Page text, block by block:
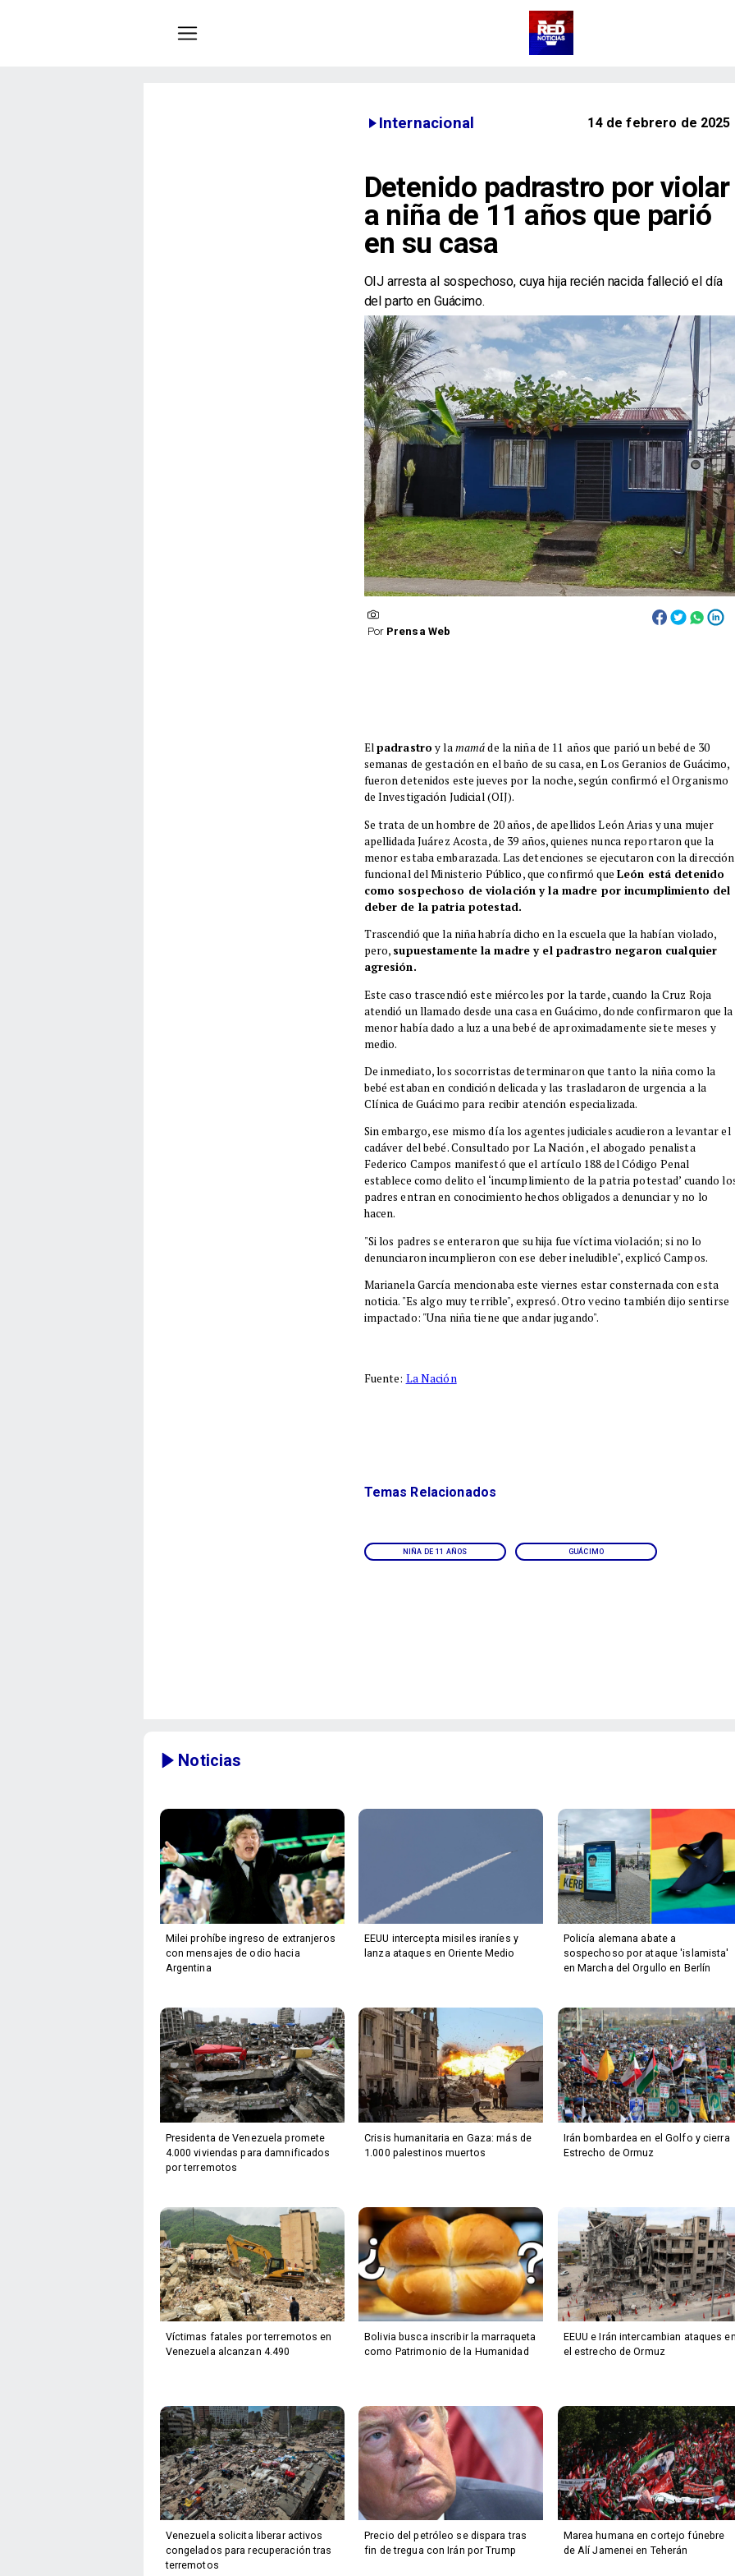
Internacional 14 de febrero de 2025
Detenido padrastro por violar
a niña de 11 años que parió
en su casa
OIJ arresta al sospechoso, cuya hija recién nacida falleció el día
del parto en Guácimo.
Por Prensa Web
Elpadrastro y lamamáde la niña de 11 años que parió un bebé de 30
semanas de gestación en el baño de su casa, en Los Geranios de Guácimo,
fueron detenidos este jueves por la noche, según confirmó el Organismo
de Investigación Judicial (OIJ).
Se trata de un hombre de 20 años, de apellidos León Arias y una mujer
apellidada Juárez Acosta, de 39 años, quienes nunca reportaron que la
menor estaba embarazada. Las detenciones se ejecutaron con la dirección
funcional del Ministerio Público, que confirmó que León está detenido
como sospechoso de violación y la madre por incumplimiento del
deber de la patria potestad.
Trascendió que la niña habría dicho en la escuela que la habían violado,
pero, supuestamente la madre y el padrastro negaron cualquier
agresión.
Este caso trascendió este miércoles por la tarde, cuando la Cruz Roja
atendió un llamado desde una casa en Guácimo, donde confirmaron que la
menor había dado a luz a una bebé de aproximadamente siete meses y
medio.
De inmediato, los socorristas determinaron que tanto la niña como la
bebé estaban en condición delicada y las trasladaron de urgencia a la
Clínica de Guácimo para recibir atención especializada.
Sin embargo, ese mismo día los agentes judiciales acudieron a levantar el
cadáver del bebé. Consultado por La Nación , el abogado penalista
Federico Campos manifestó que el artículo 188 del Código Penal
establece como delito el ‘incumplimiento de la patria potestad’ cuando
padres entran en conocimiento hechos obligados a denunciar y no lo
hacen.
"Si los padres se enteraron que su hija fue víctima violación; si no lo
denunciaron incumplieron con ese deber ineludible", explicó Campos.
Marianela García mencionaba este viernes estar consternada con esta
noticia. "Es algo muy terrible", expresó. Otro vecino también dijo sentirse
impactado: "Una niña tiene que andar jugando".
Fuente: La Nación
NIÑA DE 11 AÑOS GUÁCIMO
Temas Relacionados
Noticias
Milei prohíbe ingreso de extranjeros
con mensajes de odio hacia
Argentina
EEUU intercepta misiles iraníes y
lanza ataques en Oriente Medio
Policía alemana abate a
sospechoso por ataque 'islamista'
en Marcha del Orgullo en Berlín
Presidenta de Venezuela promete
4.000 viviendas para damnificados
por terremotos
Crisis humanitaria en Gaza: más de
1.000 palestinos muertos
Irán bombardea en el Golfo y cierra
Estrecho de Ormuz
Víctimas fatales por terremotos en
Venezuela alcanzan 4.490
Bolivia busca inscribir la marraqueta
como Patrimonio de la Humanidad
EEUU e Irán intercambian ataques
el estrecho de Ormuz
Venezuela solicita liberar activos
congelados para recuperación tras
terremotos
Precio del petróleo se dispara tras
fin de tregua con Irán por Trump
Marea humana en cortejo fúnebre
de Alí Jamenei en Teherán